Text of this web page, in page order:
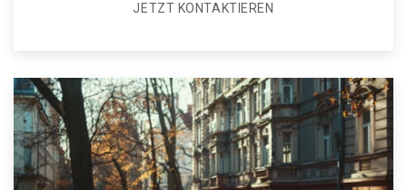
JETZT KONTAKTIEREN